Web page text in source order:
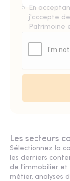
En
j'accepte
Patrimoine
Les secteurs
Sélectionnez la
les derniers
de l'immobilier et
métier, analyses